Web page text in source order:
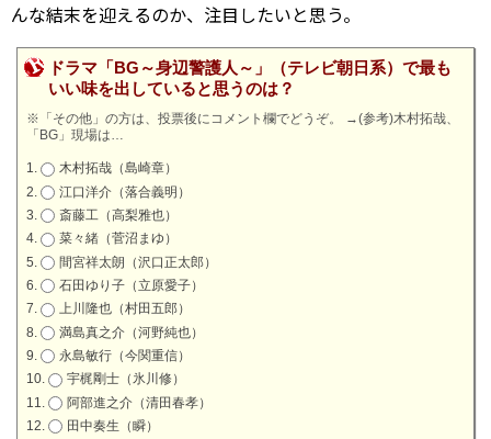
んな結末を迎えるのか、注目したいと思う。
ドラマ「BG～身辺警護人～」（テレビ朝日系）で最も
いい味を出していると思うのは？
※「その他」の方は、投票後にコメント欄でどうぞ。 →(参考)木村拓哉、
「BG」現場は…
木村拓哉（島崎章）
江口洋介（落合義明）
斎藤工（高梨雅也）
菜々緒（菅沼まゆ）
間宮祥太朗（沢口正太郎）
石田ゆり子（立原愛子）
上川隆也（村田五郎）
満島真之介（河野純也）
永島敏行（今関重信）
宇梶剛士（氷川修）
阿部進之介（清田春孝）
田中奏生（瞬）